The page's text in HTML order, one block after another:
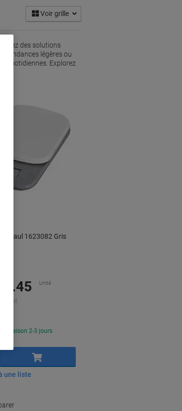
Voir grille
des solutions
légères ou
quotidiennes. Explorez
Maul 1623082 Gris
Unité
incl.
Livraison 2-3 jours
Ajouter au panier
une liste